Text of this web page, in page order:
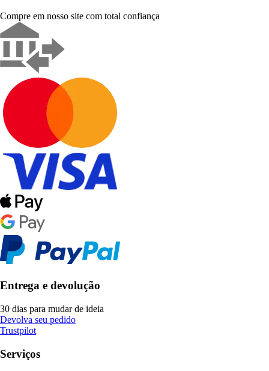
Compre em nosso site com total confiança
Entrega e devolução
30 dias para mudar de ideia
Devolva seu pedido
Trustpilot
Serviços